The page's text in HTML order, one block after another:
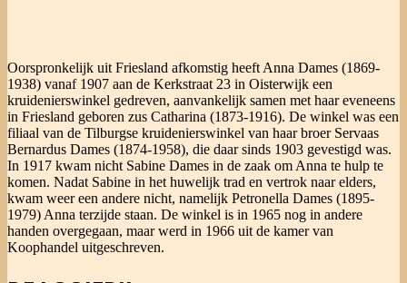
Oorspronkelijk uit Friesland afkomstig heeft Anna Dames (1869-
1938) vanaf 1907 aan de Kerkstraat 23 in Oisterwijk een
kruidenierswinkel gedreven, aanvankelijk samen met haar eveneens
in Friesland geboren zus Catharina (1873-1916). De winkel was een
filiaal van de Tilburgse kruidenierswinkel van haar broer Servaas
Bernardus Dames (1874-1958), die daar sinds 1903 gevestigd was.
In 1917 kwam nicht Sabine Dames in de zaak om Anna te hulp te
komen. Nadat Sabine in het huwelijk trad en vertrok naar elders,
kwam weer een andere nicht, namelijk Petronella Dames (1895-
1979) Anna terzijde staan. De winkel is in 1965 nog in andere
handen overgegaan, maar werd in 1966 uit de kamer van
Koophandel uitgeschreven.